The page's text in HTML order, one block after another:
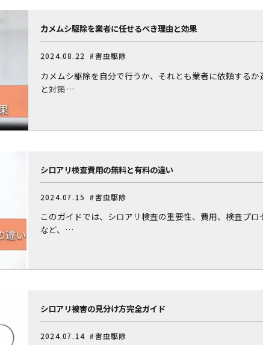
カメムシ駆除を業者に任せるべき理由と効果
2024.08.22 #害虫駆除
カメムシ駆除を自分で行うか、それとも業者に依頼する
と対策…
シロアリ検査費用の無料と有料の違い
2024.07.15 #害虫駆除
このガイドでは、シロアリ検査の重要性、費用、検査プ
など、…
シロアリ被害の見分け方完全ガイド
2024.07.14 #害虫駆除